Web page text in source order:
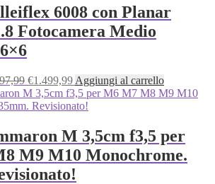
€920,99.€899,99.
6008 con Planar
Fotocamera Medio
Il
prezzo
originale
€1.597,99.
€1.499,99Il
prezzo
attuale
€1.499,99.
Aggiungi al carrello
M 3,5cm f3,5 per
M9 M10 Monochrome.